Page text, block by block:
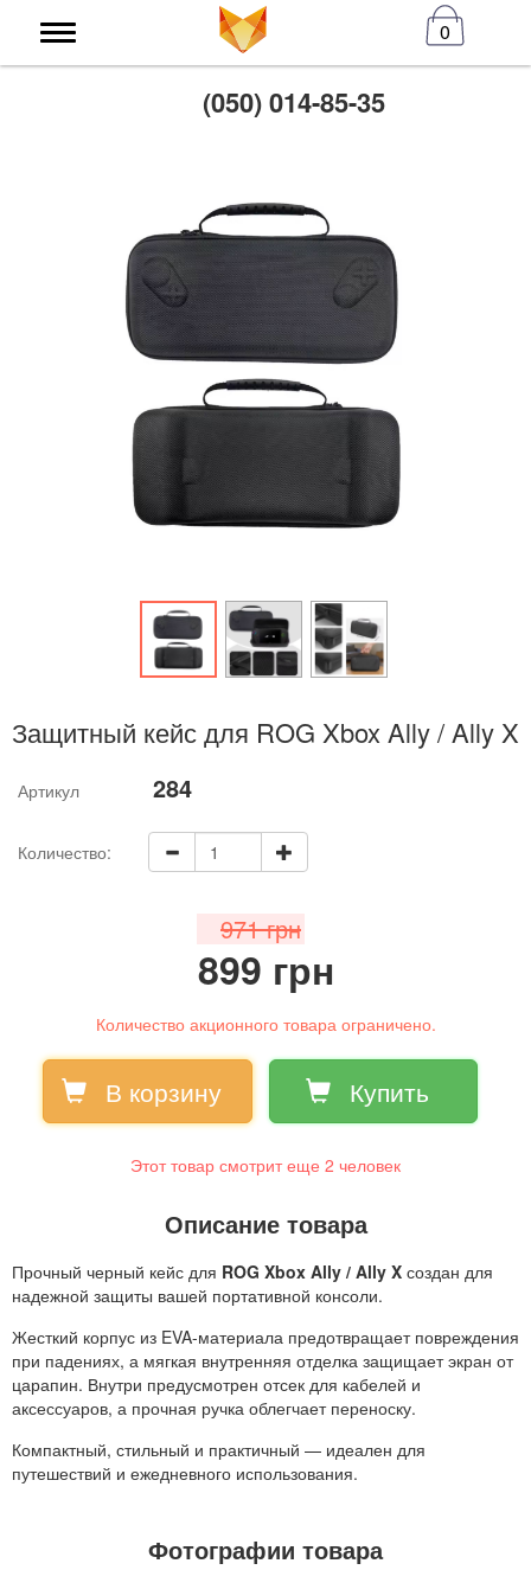
0
(050) 014-85-35
Защитный кейс для ROG Xbox Ally / Ally X
Артикул 284
Количество:
971 грн
899 грн
Количество акционного товара ограничено.
В корзину Купить
Этот товар смотрит еще 2 человек
Описание товара
Прочный черный кейс для ROG Xbox Ally / Ally X создан для
надежной защиты вашей портативной консоли.
Жесткий корпус из EVA-материала предотвращает повреждения
при падениях, а мягкая внутренняя отделка защищает экран от
царапин. Внутри предусмотрен отсек для кабелей и
аксессуаров, а прочная ручка облегчает переноску.
Компактный, стильный и практичный — идеален для
путешествий и ежедневного использования.
Фотографии товара